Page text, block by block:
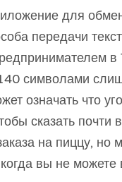
для
передачи
символами
означать что
сказать почти
на пиццу, но
вы не можете